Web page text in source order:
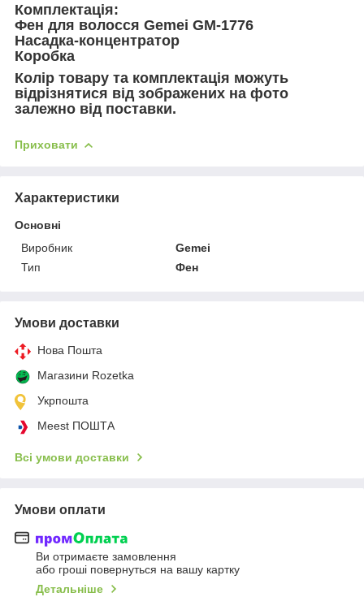
Комплектація:
Фен для волосся Gemei GM-1776
Насадка-концентратор
Коробка
Колір товару та комплектація можуть
відрізнятися від зображених на фото
залежно від поставки.
Приховати
Характеристики
Основні
Виробник
Gemei
Тип
Фен
Умови доставки
Нова Пошта
Магазини Rozetka
Укрпошта
Meest ПОШТА
Всі умови доставки
Умови оплати
Ви отримаєте замовлення
або гроші повернуться на вашу картку
Детальніше